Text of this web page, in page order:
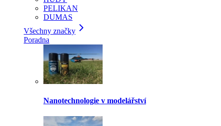
PELIKAN
DUMAS
Všechny značky
Poradna
Nanotechnologie v modelářství